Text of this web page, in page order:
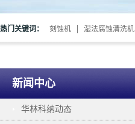
热门关键词： 刻蚀机 湿法腐蚀清洗机
新闻中心
华林科纳动态